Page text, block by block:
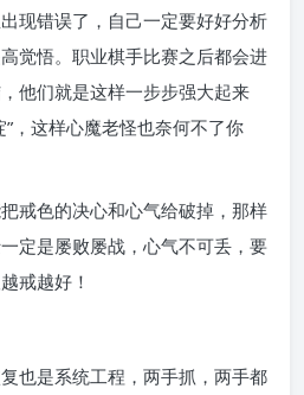
现错误了，自己一定要好好分析
觉悟。职业棋手比赛之后都会进
他们就是这样一步步强大起来
，这样心魔老怪也奈何不了你
戒色的决心和心气给破掉，那样
定是屡败屡战，心气不可丢，要
戒越好！
也是系统工程，两手抓，两手都